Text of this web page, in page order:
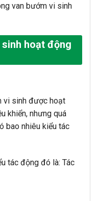
van bướm vi sinh
hoạt động
vi sinh được hoạt
khiển, nhưng quá
bao nhiêu kiểu tác
tác động đó là: Tác